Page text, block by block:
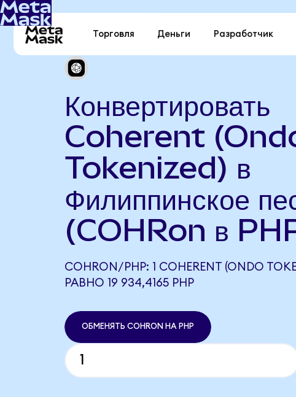
Торговля Деньги Разработчик
Конвертировать
Coherent
Tokenized) в
Филиппинское
(COHRon в
COHRON/PHP: 1 COHERENT (ONDO
РАВНО 19 934,4165 PHP
ОБМЕНЯТЬ COHRON НА PHP